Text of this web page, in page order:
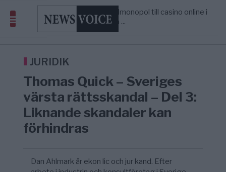
8/8
Från spelmonopol till casino online i
Sverige – så förändrades markna ...
UNITED STATES — Tucker Carlson: ”It’s Time to Save
avgöra all utrikespolitik
massbegravningarna någonsin
KRIG & FRED —
Richard D. Wolff: Därför provocerar
Europas ledare fram ett krig med Rys ...
JURIDIK
Thomas Quick – Sveriges
värsta rättsskandal – Del 3:
Liknande skandaler kan
förhindras
Dan Ahlmark är ekon lic och jur kand. Efter